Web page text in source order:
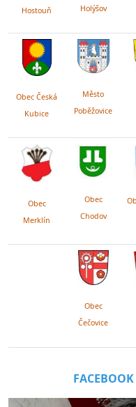
Hostouň
Holýšov
Obec Česká
Kubice
Město
Poběžovice
Obec
Merklín
Obec
Chodov
Obec
Čečovice